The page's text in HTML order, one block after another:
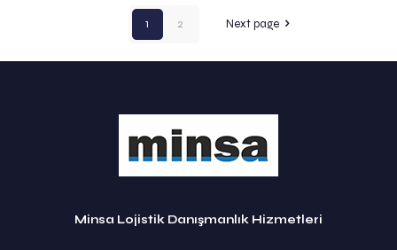
1 2 Next page
Minsa Lojistik Danışmanlık Hizmetleri